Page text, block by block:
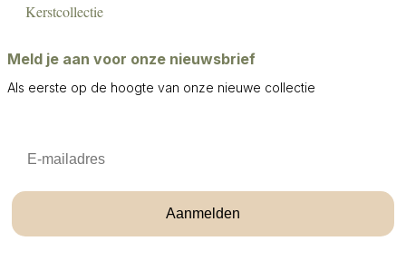
Kerstcollectie
Meld je aan voor onze nieuwsbrief
Als eerste op de hoogte van onze nieuwe collectie
Aanmelden